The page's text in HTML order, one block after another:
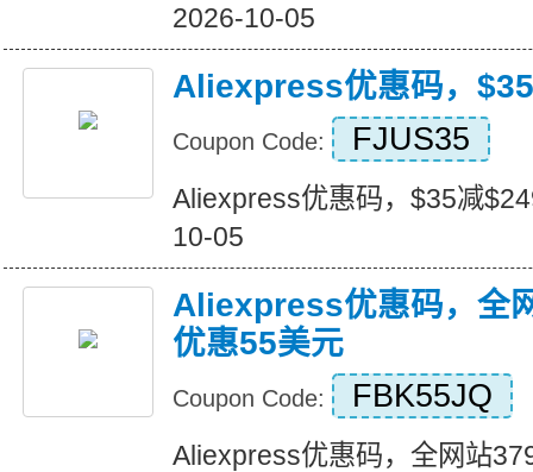
2026-10-05
Aliexpress优惠码，
Coupon Code: FJUS35
Aliexpress优惠码，$35减
10-05
Aliexpress优惠码，全
优惠55美元
Coupon Code: FBK55JQ
Aliexpress优惠码，全网站